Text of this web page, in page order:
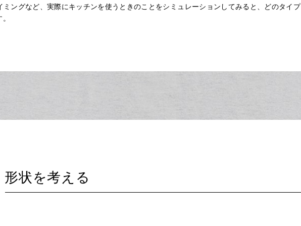
ングなど、実際にキッチンを使うときのことをシミュレーションしてみると、どのタイプ
形状を考える